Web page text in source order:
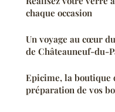
chaque occasion
Un voyage au cœur
de Châteauneuf-du-
Epicime, la boutique
préparation de vos